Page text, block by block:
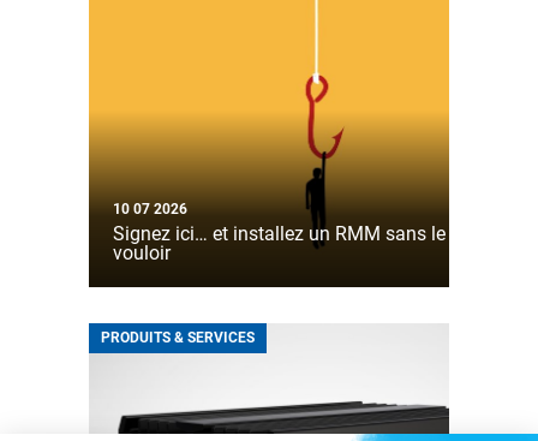
10 07 2026
Signez ici… et installez un RMM sans le
vouloir
PRODUITS & SERVICES